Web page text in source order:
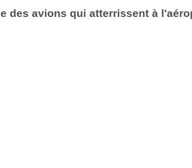
des avions qui atterrissent à